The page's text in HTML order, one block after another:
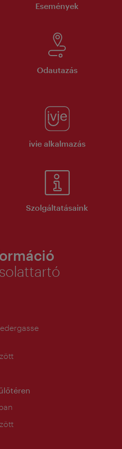
Események
Odautazás
ivie alkalmazás
Szolgáltatásaink